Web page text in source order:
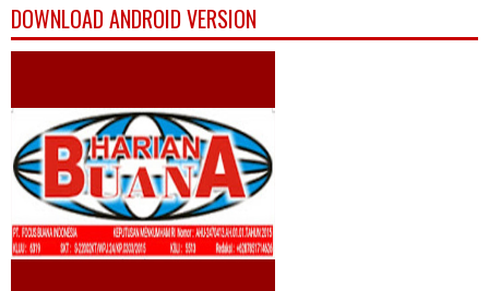
DOWNLOAD ANDROID VERSION